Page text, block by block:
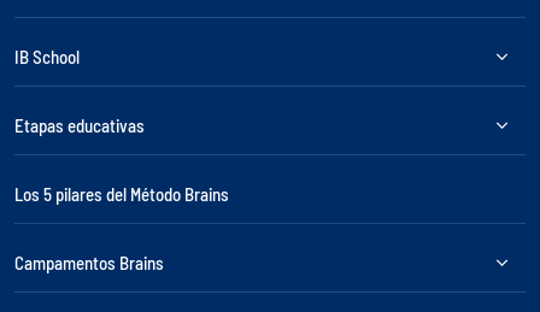
IB School
Etapas educativas
Los 5 pilares del Método Brains
Campamentos Brains